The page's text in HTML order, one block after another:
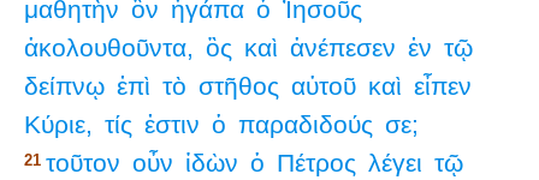
μαθητὴν ὃν ἠγάπα ὁ Ἰησοῦς
ἀκολουθοῦντα, ὃς καὶ ἀνέπεσεν ἐν τῷ
δείπνῳ ἐπὶ τὸ στῆθος αὐτοῦ καὶ εἶπεν
Κύριε, τίς ἐστιν ὁ παραδιδούς σε;
21 τοῦτον οὖν ἰδὼν ὁ Πέτρος λέγει τῷ